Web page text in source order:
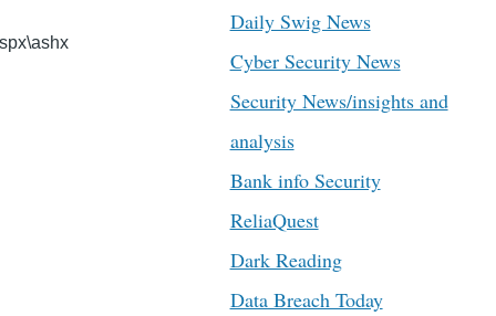
Daily Swig News
Cyber Security News
Security News/insights and
analysis
Bank info Security
ReliaQuest
Dark Reading
Data Breach Today